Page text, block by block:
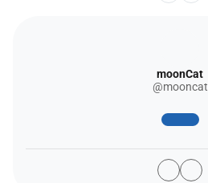
moonCat
@mooncat